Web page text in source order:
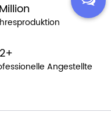
Million
+
Angestellte